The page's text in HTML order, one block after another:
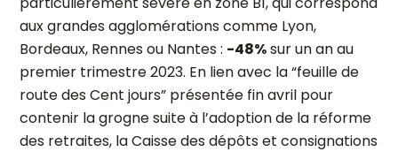
aux grandes agglomérations comme Lyon,
Bordeaux, Rennes ou Nantes : -48%sur un an au
premier trimestre 2023. En lien avec la “feuille de
route des Cent jours” présentée fin avril pour
contenir la grogne suite à l’adoption de la réforme
des retraites, la Caisse des dépôts et consignations